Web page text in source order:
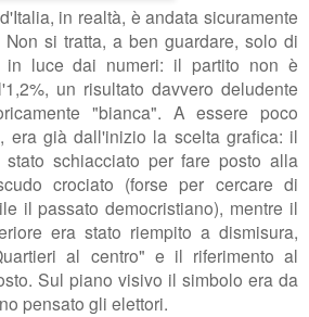
in realtà, è andata sicuramente
Non si tratta, a ben guardare, solo di
in luce dai numeri: il partito non è
un risultato davvero deludente
"bianca". A essere poco
era già dall'inizio la scelta grafica: il
schiacciato per fare posto alla
crociato (forse per cercare di
il passato democristiano), mentre il
era stato riempito a dismisura,
al centro" e il riferimento al
Sul piano visivo il simbolo era da
pensato gli elettori.